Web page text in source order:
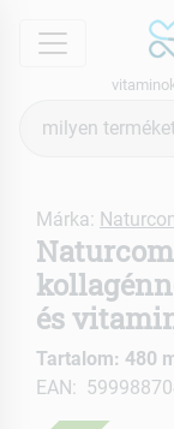
menu
keresés
Márka:
és
Tartalom: 480
EAN: